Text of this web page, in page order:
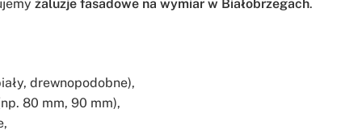
żaluzje fasadowe na wymiar w Białobrzegach.
drewnopodobne),
80 mm, 90 mm),